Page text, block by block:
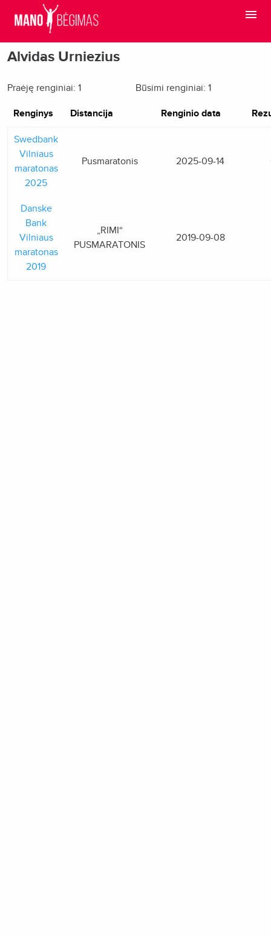
Alvidas Urniezius
Praėję renginiai: 1 Būsimi renginiai: 1
Renginys Distancija Renginio data
Swedbank
Vilniaus
maratonas
2025
Pusmaratonis 2025-09-14
Danske
Bank
Vilniaus
maratonas
2019
„RIMI“
PUSMARATONIS
2019-09-08